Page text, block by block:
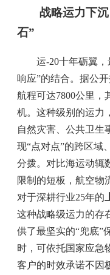
战略运力下
石”
运-20十年砺翼
响应”的结合。据公
航程可达7800公里，
机。这种级别的运力
自然灾害、公共卫生
现“点对点”的跨区域
分拨。对比海运动辄
限制的短板，航空物
对于深耕行业25年的
这种战略级运力的存
供了最坚实的“兜底
时，可依托国家应急
客户的时效承诺不因